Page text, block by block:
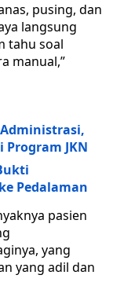
pusing, dan
langsung
tahu soal
manual,”
JKN
Pedalaman
pasien
yang
yang adil dan